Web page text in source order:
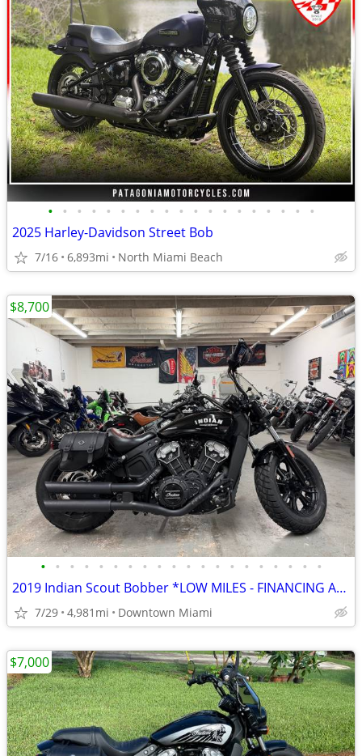
• • • • • • • • • • • • • • • • • • •
2025 Harley-Davidson Street Bob
7/16 6,893mi North Miami Beach
• • • • • • • • • • • • • • • • • • • •
2019 Indian Scout Bobber *LOW MILES - FINANCING AVAILABLE*
7/29 4,981mi Downtown Miami
$8,700
$7,000